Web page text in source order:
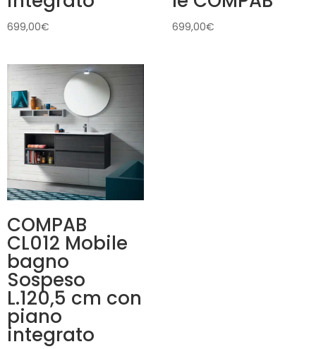
699,00€ 699,00€
COMPAB
CL012 Mobile
bagno
Sospeso
L.120,5 cm con
piano
integrato